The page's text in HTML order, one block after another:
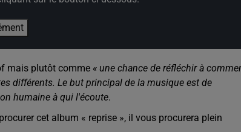
mais plutôt comme « une chance de réfléchir à
différents. Le but principal de la musique est de
humaine à qui l'écoute.
cet album « reprise », il vous procurera plein